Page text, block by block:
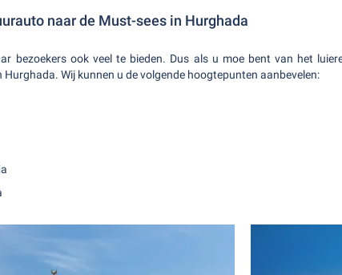
naar de Must-sees in Hurghada
bezoekers ook veel te bieden. Dus als u moe bent van het
Hurghada. Wij kunnen u de volgende hoogtepunten aanbevelen: